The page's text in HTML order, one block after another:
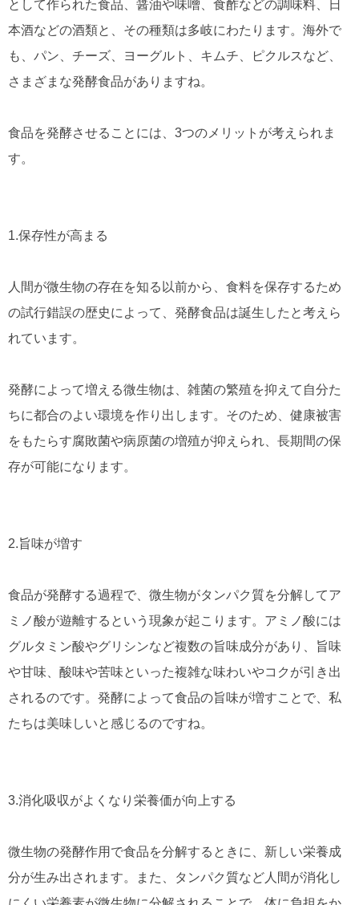
として作られた食品、醤油や味噌、食酢などの調味料、日
本酒などの酒類と、その種類は多岐にわたります。海外で
も、パン、チーズ、ヨーグルト、キムチ、ピクルスなど、
さまざまな発酵食品がありますね。
食品を発酵させることには、3つのメリットが考えられま
す。
1.保存性が高まる
人間が微生物の存在を知る以前から、食料を保存するため
の試行錯誤の歴史によって、発酵食品は誕生したと考えら
れています。
発酵によって増える微生物は、雑菌の繁殖を抑えて自分た
ちに都合のよい環境を作り出します。そのため、健康被害
をもたらす腐敗菌や病原菌の増殖が抑えられ、長期間の保
存が可能になります。
2.旨味が増す
食品が発酵する過程で、微生物がタンパク質を分解してア
ミノ酸が遊離するという現象が起こります。アミノ酸には
グルタミン酸やグリシンなど複数の旨味成分があり、旨味
や甘味、酸味や苦味といった複雑な味わいやコクが引き出
されるのです。発酵によって食品の旨味が増すことで、私
たちは美味しいと感じるのですね。
3.消化吸収がよくなり栄養価が向上する
微生物の発酵作用で食品を分解するときに、新しい栄養成
分が生み出されます。また、タンパク質など人間が消化し